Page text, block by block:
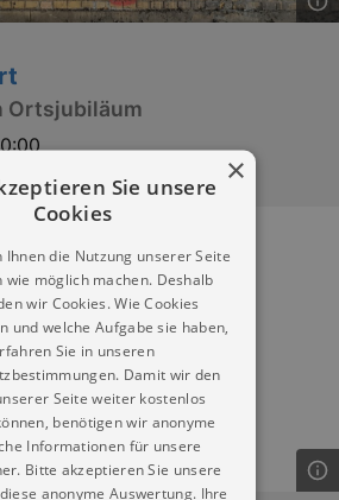
Ortsjubiläum
×
Sie unsere
Cookies
Ihnen die Nutzung unserer Seite
wie möglich machen. Deshalb
wir Cookies. Wie Cookies
und welche Aufgabe sie haben,
Sie in unseren
Damit wir den
Seite weiter kostenlos
benötigen wir anonyme
Informationen für unsere
Bitte akzeptieren Sie unsere
anonyme Auswertung. Ihre